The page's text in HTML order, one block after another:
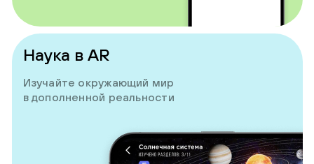
Наука в AR
Изучайте окружающий мир
в дополненной реальности